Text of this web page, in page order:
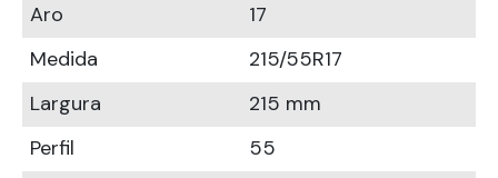
Aro
17
Medida
215/55R17
Largura
215 mm
Perfil
55